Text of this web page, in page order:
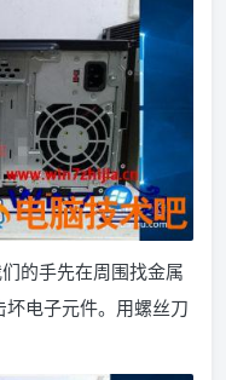
的手先在周围找金属
电子元件。用螺丝刀